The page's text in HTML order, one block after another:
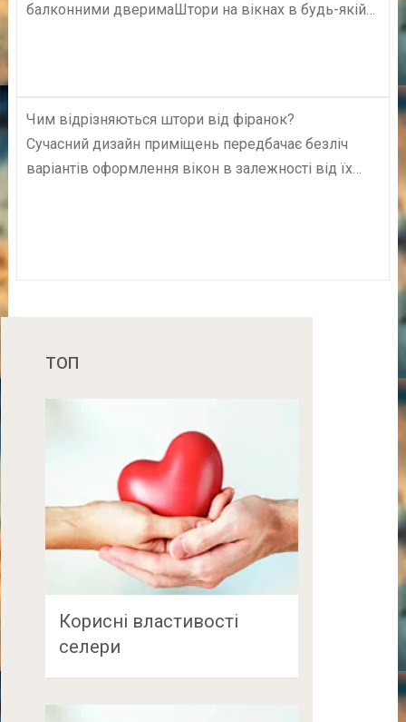
балконними дверимаШтори на вікнах в будь-якій…
Чим відрізняються штори від фіранок?
Сучасний дизайн приміщень передбачає безліч
варіантів оформлення вікон в залежності від їх…
ТОП
Корисні властивості
селери